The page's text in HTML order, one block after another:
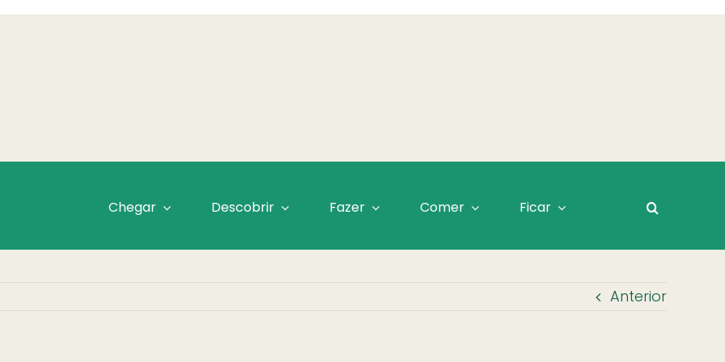
Chegar Descobrir Fazer Comer Ficar
Anterior